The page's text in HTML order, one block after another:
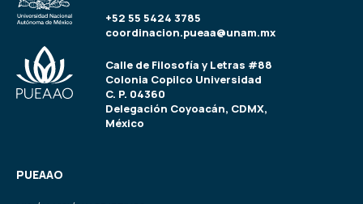
+52 55 5424 3785
coordinacion.pueaa@unam.mx
Calle de Filosofía y Letras #88
Colonia Copilco Universidad
C. P. 04360
Delegación Coyoacán, CDMX,
México
PUEAAO